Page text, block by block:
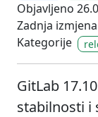
Objavljeno
Zadnja
Kategorije
GitLab
stabilnosti i